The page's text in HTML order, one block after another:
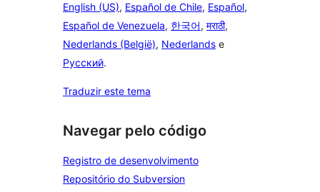
English (US), Español de Chile, Español,
Español de Venezuela, 한국어, मराठी,
Nederlands (België), Nederlands e
Русский.
Traduzir este tema
Navegar pelo código
Registro de desenvolvimento
Repositório do Subversion